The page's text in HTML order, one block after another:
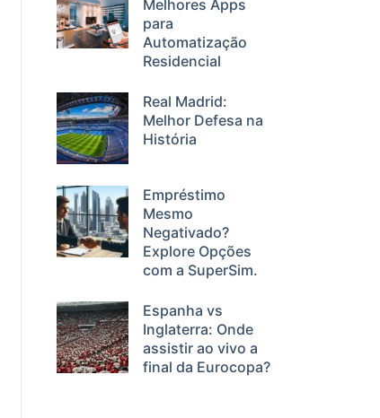
Melhores Apps
para
Automatização
Residencial
Real Madrid:
Melhor Defesa na
História
Empréstimo
Mesmo
Negativado?
Explore Opções
com a SuperSim.
Espanha vs
Inglaterra: Onde
assistir ao vivo a
final da Eurocopa?